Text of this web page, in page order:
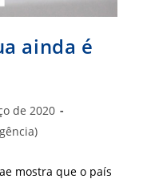
ainda é
de 2020
mostra que o país